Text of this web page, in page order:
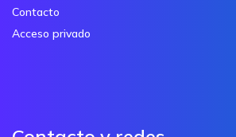
Contacto
Acceso privado